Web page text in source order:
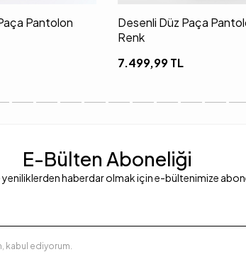
Pantolon
Desenli Düz Paça
Renk
7.499,99TL
E-Bülten Aboneliği
yeniliklerden haberdar olmak için e-bültenimize
kabul ediyorum.